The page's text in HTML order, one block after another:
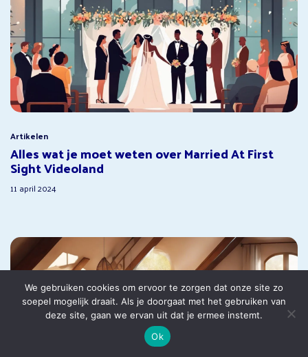
Artikelen
Alles wat je moet weten over Married At First
Sight Videoland
11 april 2024
We gebruiken cookies om ervoor te zorgen dat onze site zo
soepel mogelijk draait. Als je doorgaat met het gebruiken van
deze site, gaan we ervan uit dat je ermee instemt.
Ok